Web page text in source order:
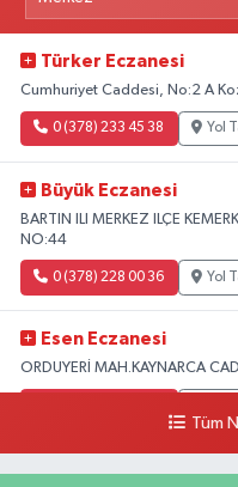
Türker Eczanesi
Cumhuriyet Caddesi, No:2 A
0 (378) 233 45 38 Yol
Büyük Eczanesi
BARTIN ILI MERKEZ ILÇE
NO:44
0 (378) 228 00 36 Yol
Esen Eczanesi
ORDUYERİ MAH.KAYNARCA
Tüm